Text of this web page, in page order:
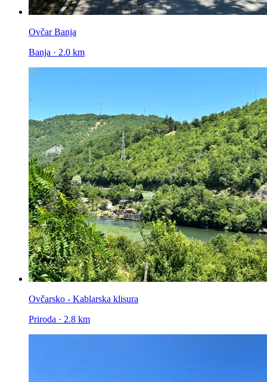
Ovčar Banja
Banja · 2.0 km
Ovčarsko - Kablarska klisura
Priroda · 2.8 km